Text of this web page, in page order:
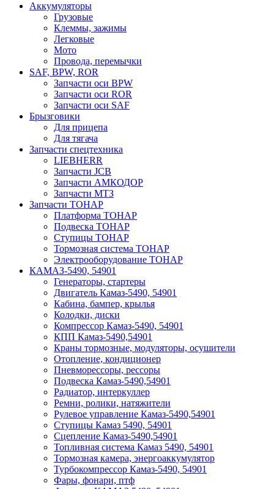
Аккумуляторы
Грузовые
Клеммы, зажимы
Легковые
Мото
Провода, перемычки
SAF, BPW, ROR
Запчасти оси BPW
Запчасти оси ROR
Запчасти оси SAF
Брызговики
Для прицепа
Для тягача
Запчасти спецтехника
LIEBHERR
Запчасти JCB
Запчасти АМКОДОР
Запчасти МТЗ
Запчасти ТОНАР
Платформа ТОНАР
Подвеска ТОНАР
Ступицы ТОНАР
Тормозная система ТОНАР
Электрооборудование ТОНАР
КАМАЗ-5490, 54901
Генераторы, стартеры
Двигатель Камаз-5490, 54901
Кабина, бампер, крылья
Колодки, диски
Компрессор Камаз-5490, 54901
КПП Камаз-5490,54901
Краны тормозные, модуляторы, осушители
Отопление, кондиционер
Пневморессоры, рессоры
Подвеска Камаз-5490,54901
Радиатор, интеркуллер
Ремни, ролики, натяжители
Рулевое управление Камаз-5490,54901
Ступицы Камаз 5490, 54901
Сцепление Камаз-5490,54901
Топливная система Камаз 5490, 54901
Тормозная камера, энергоаккумулятор
Турбокомпрессор Камаз-5490, 54901
Фары, фонари, птф